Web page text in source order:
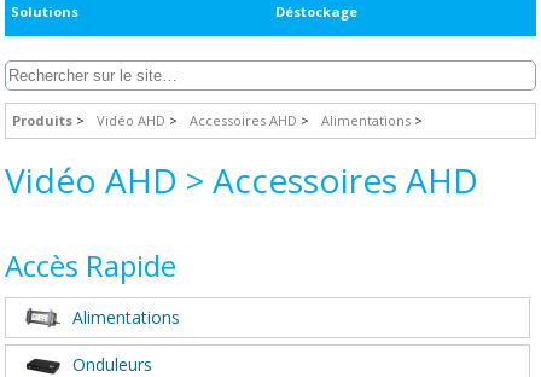
Solutions Déstockage
Produits Vidéo AHD Accessoires AHD Alimentations
Vidéo AHD > Accessoires AHD
Accès Rapide
Alimentations
Onduleurs